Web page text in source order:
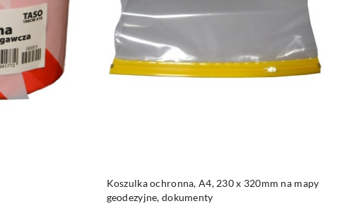
Koszulka ochronna, A4, 230 x 320mm na mapy
geodezyjne, dokumenty